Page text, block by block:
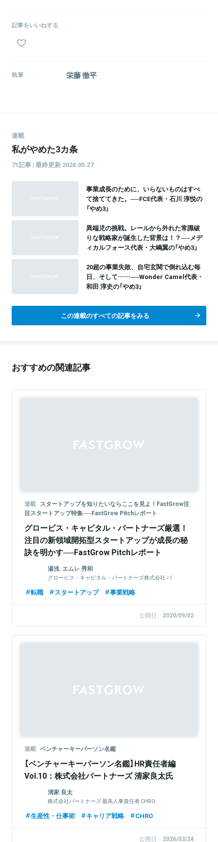
記事をいいねする
執筆 栄藤 徹平
連載
私がやめた3カ条
71記事 | 最終更新 2024.05.27
事業成長のために、いらないものはすべ
て捨ててきた。──FCE代表・石川 淳悦の
「やめ3」
異端児の挑戦。レールから外れた常識破
りな戦略家が誕生した背景は！？──メデ
ィカルフォース代表・大嶋翼の「やめ3」
20超の事業失敗、自宅玄関で倒れ込む毎
日、そして……──Wonder Camel代表・
和田 淳史の「やめ3」
この連載のすべての記事をみる
おすすめの関連記事
連載 スタートアップを知りたいならここを見よ！FastGrow注
目スタートアップ特集──FastGrow Pitchレポート
グロービス・キャピタル・パートナーズ厳選！
注目の新領域開拓型スタートアップが成長の秘
訣を明かす──FastGrow Pitchレポート
湯浅 エムレ 秀和
グロービス・キャピタル・パートナーズ株式会社 パ
転職 スタートアップ 事業戦略
公開日 2020/09/02
連載 ベンチャーキーパーソン名鑑
【ベンチャーキーパーソン名鑑】HR責任者編
Vol.10：株式会社パートナーズ 清家良太氏
清家 良太
株式会社パートナーズ 最高人事責任者 CHRO
生産性・仕事術 キャリア戦略 CHRO
公開日 2026/03/24